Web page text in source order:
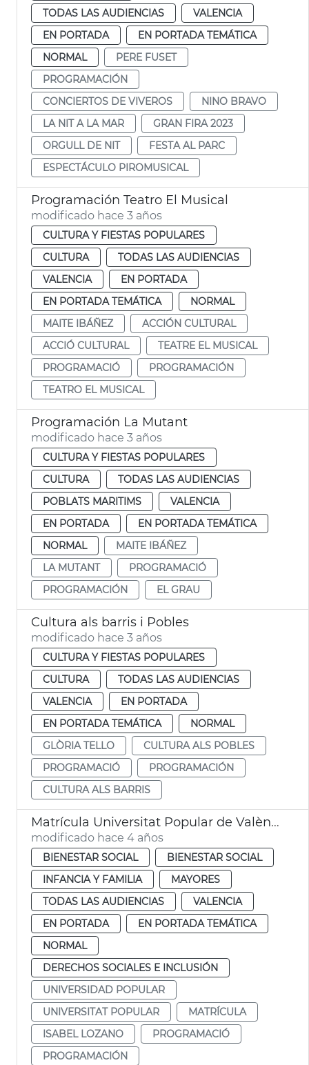
TODAS LAS AUDIENCIAS
VALENCIA
EN PORTADA
EN PORTADA TEMÁTICA
NORMAL
PERE FUSET
PROGRAMACIÓN
CONCIERTOS DE VIVEROS
NINO BRAVO
LA NIT A LA MAR
GRAN FIRA 2023
ORGULL DE NIT
FESTA AL PARC
ESPECTÁCULO PIROMUSICAL
Programación Teatro El Musical
modificado hace 3 años
CULTURA Y FIESTAS POPULARES
CULTURA
TODAS LAS AUDIENCIAS
VALENCIA
EN PORTADA
EN PORTADA TEMÁTICA
NORMAL
MAITE IBÁÑEZ
ACCIÓN CULTURAL
ACCIÓ CULTURAL
TEATRE EL MUSICAL
PROGRAMACIÓ
PROGRAMACIÓN
TEATRO EL MUSICAL
Programación La Mutant
modificado hace 3 años
CULTURA Y FIESTAS POPULARES
CULTURA
TODAS LAS AUDIENCIAS
POBLATS MARITIMS
VALENCIA
EN PORTADA
EN PORTADA TEMÁTICA
NORMAL
MAITE IBÁÑEZ
LA MUTANT
PROGRAMACIÓ
PROGRAMACIÓN
EL GRAU
Cultura als barris i Pobles
modificado hace 3 años
CULTURA Y FIESTAS POPULARES
CULTURA
TODAS LAS AUDIENCIAS
VALENCIA
EN PORTADA
EN PORTADA TEMÁTICA
NORMAL
GLÒRIA TELLO
CULTURA ALS POBLES
PROGRAMACIÓ
PROGRAMACIÓN
CULTURA ALS BARRIS
Matrícula Universitat Popular de València
modificado hace 4 años
BIENESTAR SOCIAL
BIENESTAR SOCIAL
INFANCIA Y FAMILIA
MAYORES
TODAS LAS AUDIENCIAS
VALENCIA
EN PORTADA
EN PORTADA TEMÁTICA
NORMAL
DERECHOS SOCIALES E INCLUSIÓN
UNIVERSIDAD POPULAR
UNIVERSITAT POPULAR
MATRÍCULA
ISABEL LOZANO
PROGRAMACIÓ
PROGRAMACIÓN